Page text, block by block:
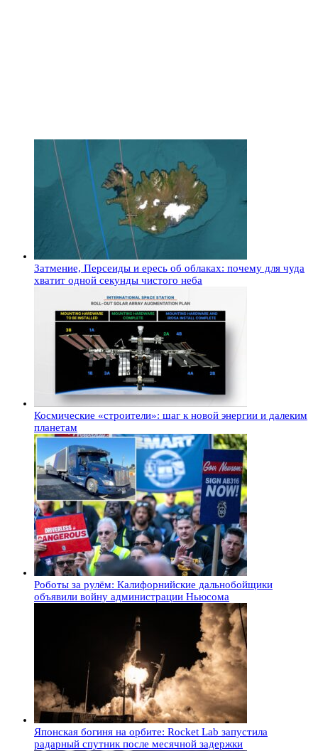
Затмение, Персеиды и ересь об облаках: почему для чуда
хватит одной секунды чистого неба
Космические «строители»: шаг к новой энергии и далеким
планетам
Роботы за рулём: Калифорнийские дальнобойщики
объявили войну администрации Ньюсома
Японская богиня на орбите: Rocket Lab запустила
радарный спутник после месячной задержки